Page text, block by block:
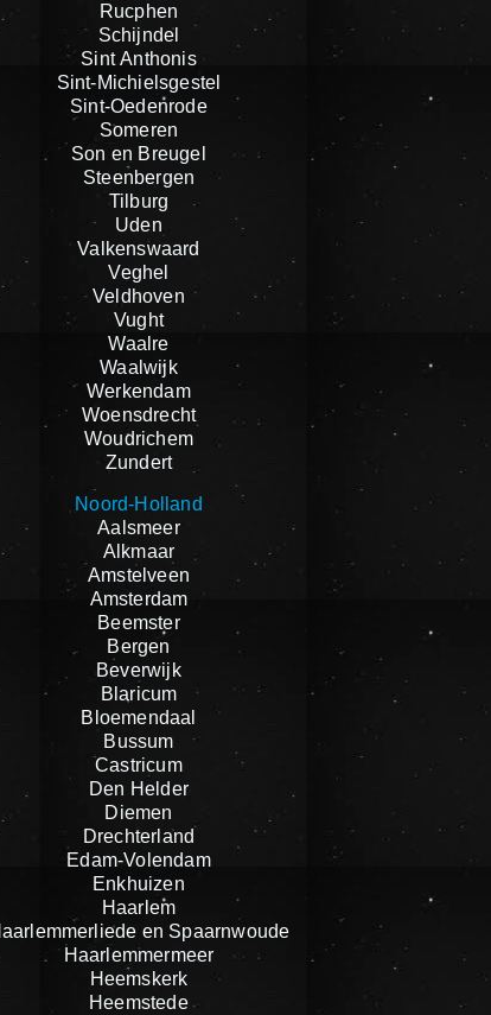
Rucphen
Schijndel
Sint Anthonis
Sint-Michielsgestel
Sint-Oedenrode
Someren
Son en Breugel
Steenbergen
Tilburg
Uden
Valkenswaard
Veghel
Veldhoven
Vught
Waalre
Waalwijk
Werkendam
Woensdrecht
Woudrichem
Zundert
Noord-Holland
Aalsmeer
Alkmaar
Amstelveen
Amsterdam
Beemster
Bergen
Beverwijk
Blaricum
Bloemendaal
Bussum
Castricum
Den Helder
Diemen
Drechterland
Edam-Volendam
Enkhuizen
Haarlem
en Spaarnwoude
Haarlemmermeer
Heemskerk
Heemstede